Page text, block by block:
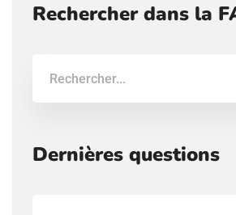
Rechercher dans la
Dernières questions